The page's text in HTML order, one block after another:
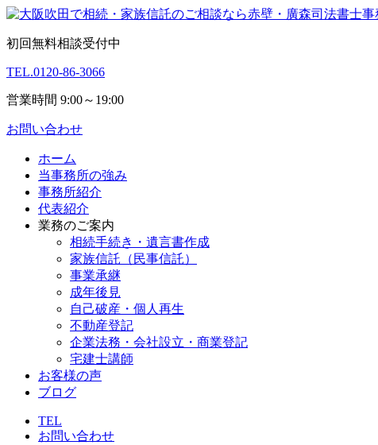
初回無料相談受付中
TEL.0120-86-3066
営業時間 9:00～19:00
お問い合わせ
ホーム
当事務所の強み
事務所紹介
代表紹介
業務のご案内
相続手続き・遺言書作成
家族信託（民事信託）
事業承継
成年後見
自己破産・個人再生
不動産登記
企業法務・会社設立・商業登記
宅建士講師
お客様の声
ブログ
TEL
お問い合わせ